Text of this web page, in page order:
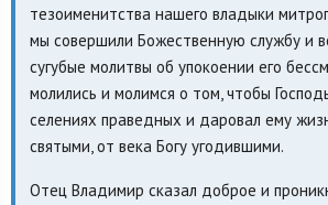
тезоименитства нашего владыки
мы совершили Божественную службу и
сугубые молитвы об упокоении его
молились и молимся о том, чтобы
селениях праведных и даровал ему
святыми, от века Богу угодившими.
Отец Владимир сказал доброе и